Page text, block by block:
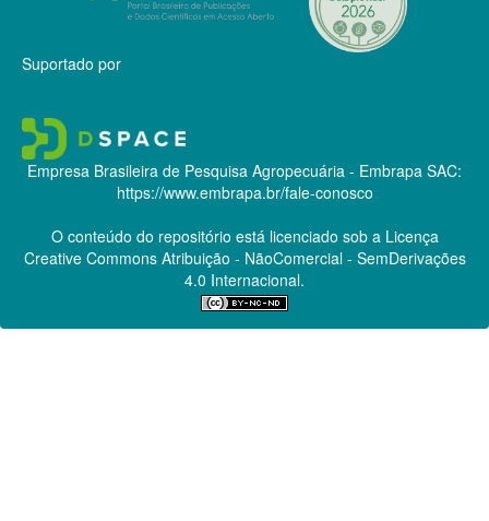
Suportado por
Empresa Brasileira de Pesquisa Agropecuária - Embrapa SAC:
https://www.embrapa.br/fale-conosco
O conteúdo do repositório está licenciado sob a Licença
Creative CommonsAtribuição - NãoComercial - SemDerivações
4.0 Internacional.